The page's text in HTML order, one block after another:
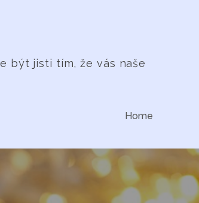
být jisti tím, že vás naše
Home